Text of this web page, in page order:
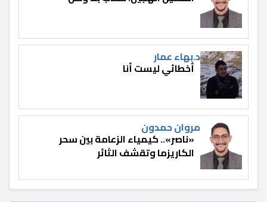
د.بهاء عمار
أخطائي ليست أنا
مروان حمدون
«ناصر».. كيمياء الزعامة بين سحر
الكاريزما وتقشف الثائر